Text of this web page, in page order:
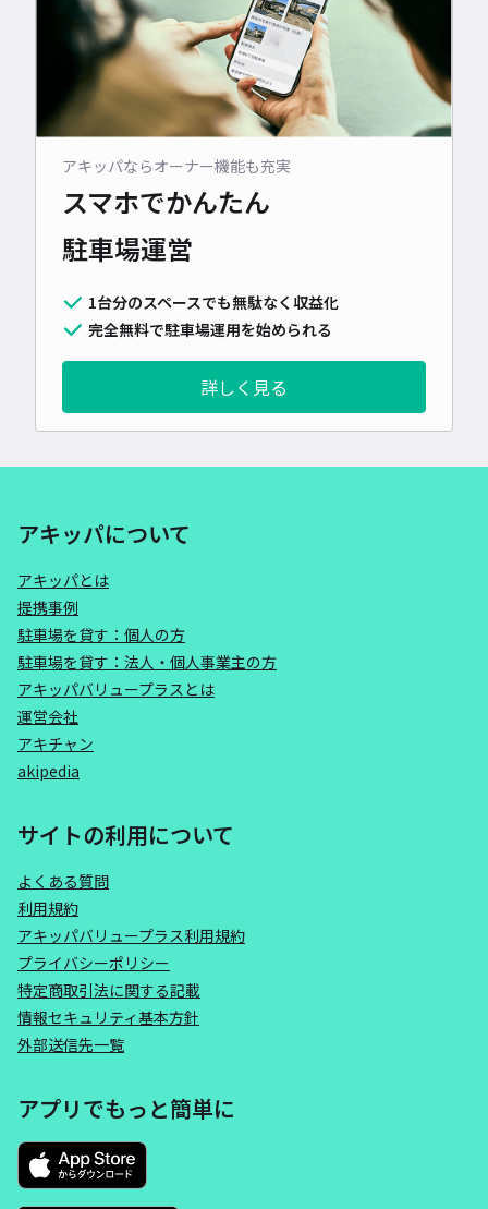
アキッパならオーナー機能も充実
スマホでかんたん
駐車場運営
1台分のスペースでも無駄なく収益化
完全無料で駐車場運用を始められる
詳しく見る
アキッパについて
アキッパとは
提携事例
駐車場を貸す：個人の方
駐車場を貸す：法人・個人事業主の方
アキッパバリュープラスとは
運営会社
アキチャン
akipedia
サイトの利用について
よくある質問
利用規約
アキッパバリュープラス利用規約
プライバシーポリシー
特定商取引法に関する記載
情報セキュリティ基本方針
外部送信先一覧
アプリでもっと簡単に